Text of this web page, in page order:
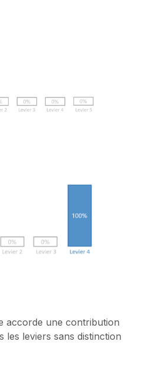
accorde une contribution
les leviers sans distinction